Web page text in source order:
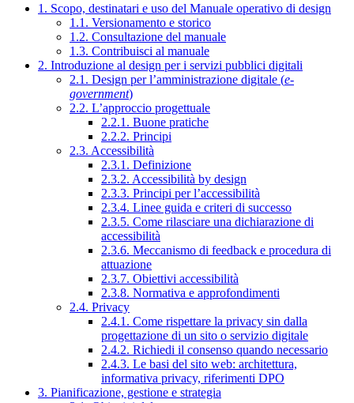
1. Scopo, destinatari e uso del Manuale operativo di design
1.1. Versionamento e storico
1.2. Consultazione del manuale
1.3. Contribuisci al manuale
2. Introduzione al design per i servizi pubblici digitali
2.1. Design per l’amministrazione digitale (e-
government)
2.2. L’approccio progettuale
2.2.1. Buone pratiche
2.2.2. Principi
2.3. Accessibilità
2.3.1. Definizione
2.3.2. Accessibilità by design
2.3.3. Principi per l’accessibilità
2.3.4. Linee guida e criteri di successo
2.3.5. Come rilasciare una dichiarazione di
accessibilità
2.3.6. Meccanismo di feedback e procedura di
attuazione
2.3.7. Obiettivi accessibilità
2.3.8. Normativa e approfondimenti
2.4. Privacy
2.4.1. Come rispettare la privacy sin dalla
progettazione di un sito o servizio digitale
2.4.2. Richiedi il consenso quando necessario
2.4.3. Le basi del sito web: architettura,
informativa privacy, riferimenti DPO
3. Pianificazione, gestione e strategia